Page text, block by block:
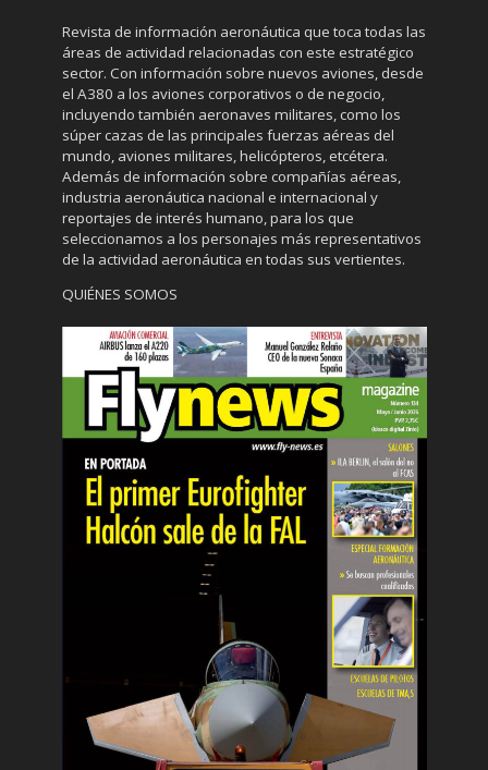
Revista de información aeronáutica que toca todas las
áreas de actividad relacionadas con este estratégico
sector. Con información sobre nuevos aviones, desde
el A380 a los aviones corporativos o de negocio,
incluyendo también aeronaves militares, como los
súper cazas de las principales fuerzas aéreas del
mundo, aviones militares, helicópteros, etcétera.
Además de información sobre compañías aéreas,
industria aeronáutica nacional e internacional y
reportajes de interés humano, para los que
seleccionamos a los personajes más representativos
de la actividad aeronáutica en todas sus vertientes.
QUIÉNES SOMOS